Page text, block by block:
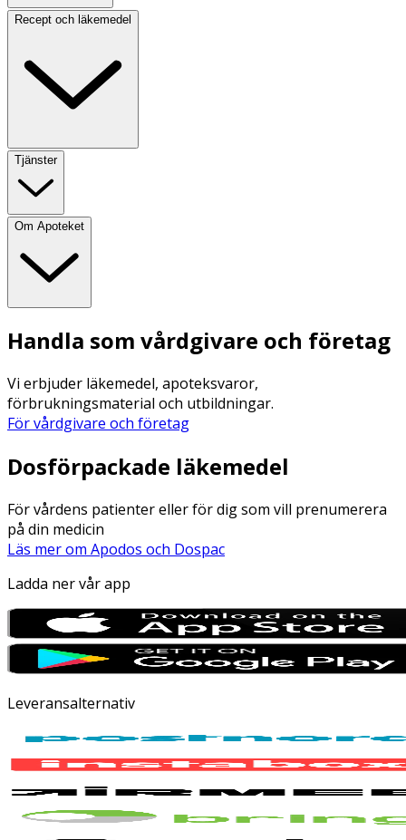
Recept och läkemedel
Tjänster
Om Apoteket
Handla som vårdgivare och företag
Vi erbjuder läkemedel, apoteksvaror,
förbrukningsmaterial och utbildningar.
För vårdgivare och företag
Dosförpackade läkemedel
För vårdens patienter eller för dig som vill prenumerera
på din medicin
Läs mer om Apodos och Dospac
Ladda ner vår app
Leveransalternativ